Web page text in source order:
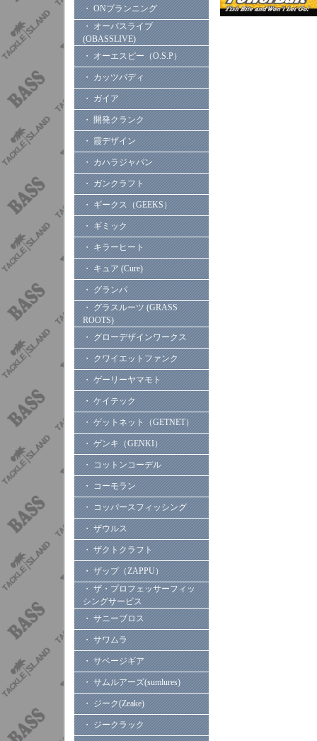
・ ONプランニング
・ オーバスライブ
(OBASSLIVE)
・ オーエスピー（O.S.P）
・ カッツバディ
・ ガイア
・ 開発クランク
・ 霞デザイン
・ カハラジャパン
・ ガンクラフト
・ ギークス（GEEKS）
・ ギミック
・ キラーヒート
・ キュア (Cure)
・ グランパ
・ グラスルーツ (GRASS
ROOTS)
・ グローデザインワークス
・ クワイエットファンク
・ ゲーリーヤマモト
・ ケイテック
・ ゲットネット（GETNET）
・ ゲンキ（GENKI）
・ コットンコーデル
・ コーモラン
・ コッパースフィッシング
・ ザウルス
・ ザクトクラフト
・ ザップ（ZAPPU）
・ ザ・プロフェッサーフィッ
シングサービス
・ サニーブロス
・ サワムラ
・ サベージギア
・ サムルアーズ(sumlures)
・ ジーク(Zeake)
・ ジークラック